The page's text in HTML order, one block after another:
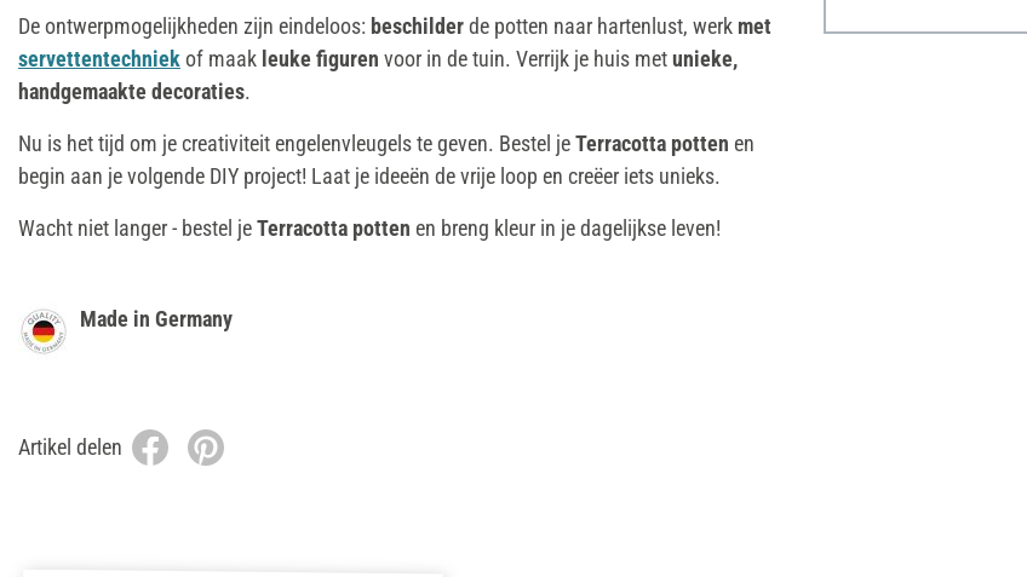
De ontwerpmogelijkheden zijn eindeloos: beschilderde potten naar hartenlust, werk met
servettentechniek of maak leuke figuren voor in de tuin. Verrijk je huis metunieke,
handgemaakte decoraties.
Nu is het tijd om je creativiteit engelenvleugels te geven. Bestel jeTerracotta potten en
begin aan je volgende DIY project! Laat je ideeën de vrije loop en creëer iets unieks.
Wacht niet langer - bestel jeTerracotta potten en breng kleur in je dagelijkse leven!
Made in Germany
Artikel delen